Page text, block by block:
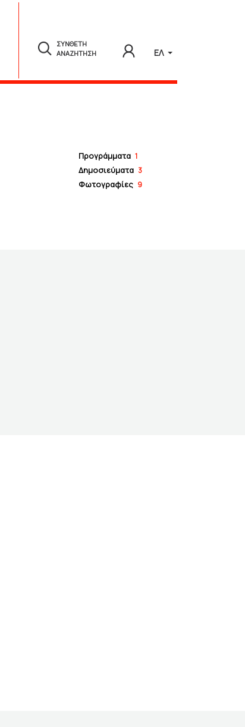
ΣΥΝΘΕΤΗ
ΑΝΑΖΗΤΗΣΗ
ΕΛ
Προγράμματα 1
Δημοσιεύματα 3
Φωτογραφίες 9